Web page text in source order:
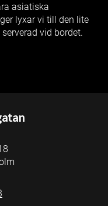
asiatiska
lyxar vi till den lite
vid bordet.